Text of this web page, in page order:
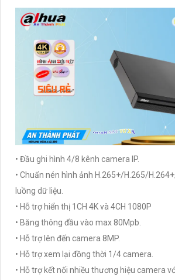
• Đầu ghi hình 4/8 kênh camera IP.
• Chuẩn nén hình ảnh H.265+/H.265/
luồng dữ liệu.
• Hỗ trợ hiển thị 1CH 4K và 4CH 1080P
• Băng thông đầu vào max 80Mpb.
• Hỗ trợ lên đến camera 8MP.
• Hỗ trợ xem lại đồng thời 1/4 camera.
• Hỗ trợ kết nối nhiều thương hiệu camera